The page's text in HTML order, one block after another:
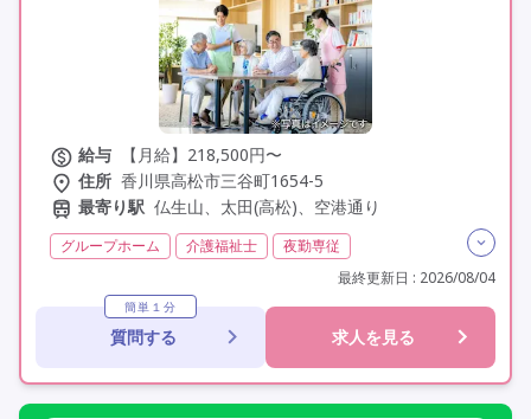
給与
【月給】218,500円〜
住所 香川県高松市三谷町1654-5
最寄り駅 仏生山、太田(高松)、空港通り
グループホーム 介護福祉士
夜勤専従
常勤
非常勤
社会保険完備
交通費支給
年間休日110日以上
学歴不問
定年60歳以上
最終更新日 : 2026/08/04
簡単１分
質問する 求人を見る